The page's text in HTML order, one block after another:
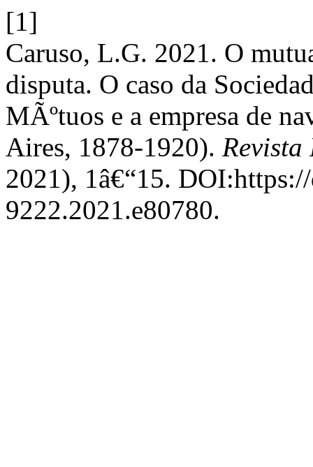
[1]
Caruso, L.G. 2021. O
disputa. O caso da
MÃºtuos e a empresa de
Aires, 1878-1920).
2021), 1â€“15.
9222.2021.e80780.